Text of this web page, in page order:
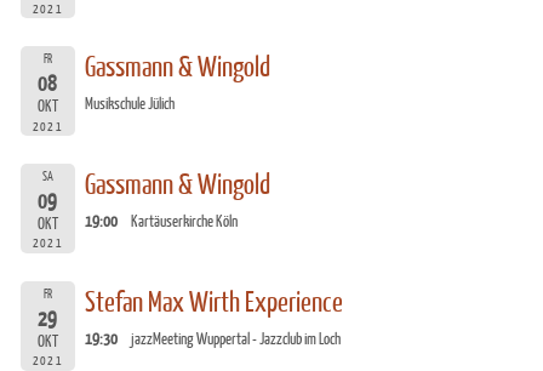
2021
FR
08
OKT
2021
Gassmann & Wingold
Musikschule Jülich
SA
09
OKT
2021
Gassmann & Wingold
19:00 Kartäuserkirche Köln
FR
29
OKT
2021
Stefan Max Wirth Experience
19:30 jazzMeeting Wuppertal - Jazzclub im Loch